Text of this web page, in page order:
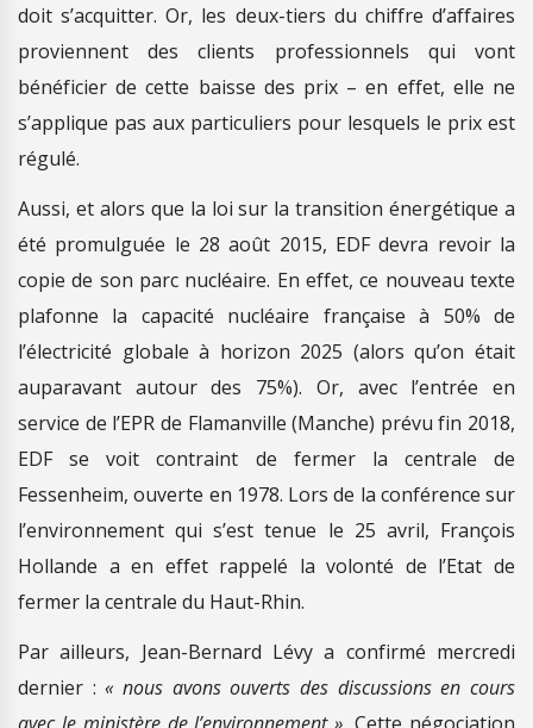
doit s’acquitter. Or, les deux-tiers du chiffre d’affaires
proviennent des clients professionnels qui vont
bénéficier de cette baisse des prix – en effet, elle ne
s’applique pas aux particuliers pour lesquels le prix est
régulé.
Aussi, et alors que la loi sur la transition énergétique a
été promulguée le 28 août 2015, EDF devra revoir la
copie de son parc nucléaire. En effet, ce nouveau texte
plafonne la capacité nucléaire française à 50% de
l’électricité globale à horizon 2025 (alors qu’on était
auparavant autour des 75%). Or, avec l’entrée en
service de l’EPR de Flamanville (Manche) prévu fin 2018,
EDF se voit contraint de fermer la centrale de
Fessenheim, ouverte en 1978. Lors de la conférence sur
l’environnement qui s’est tenue le 25 avril, François
Hollande a en effet rappelé la volonté de l’Etat de
fermer la centrale du Haut-Rhin.
Par ailleurs, Jean-Bernard Lévy a confirmé mercredi
dernier :« nous avons ouverts des discussions en cours